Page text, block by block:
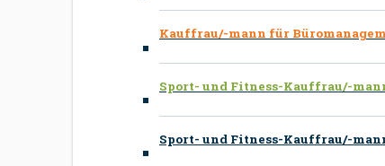
Kauffrau/-mann für
Sport- und Fitness-Kauffrau/-
Sport- und Fitness-Kauffrau/-